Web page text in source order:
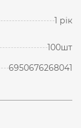
1 рік
100шт
6950676268041